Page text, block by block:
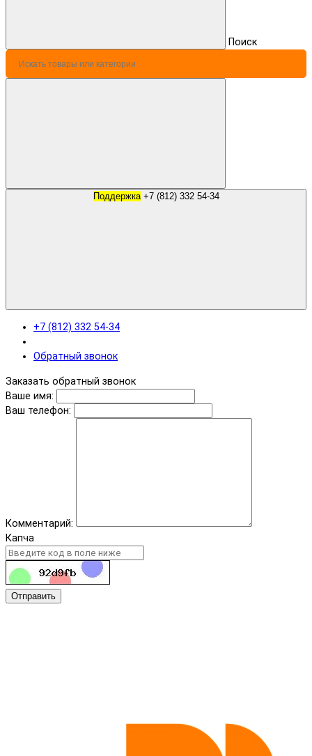
Поиск
Поддержка +7 (812) 332 54-34
+7 (812) 332 54-34
Обратный звонок
Заказать обратный звонок
Ваше имя:
Ваш телефон:
Комментарий:
Капча
Отправить